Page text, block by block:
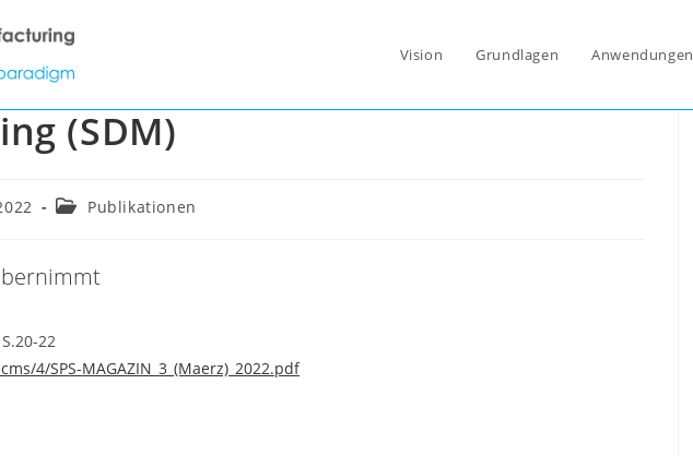
Vision Grundlagen Anwendungen
zum Thema Software-defined
(SDM)
Beitrags-Publikationen
22
4/SPS-MAGAZIN_3_(Maerz)_2022.pdf